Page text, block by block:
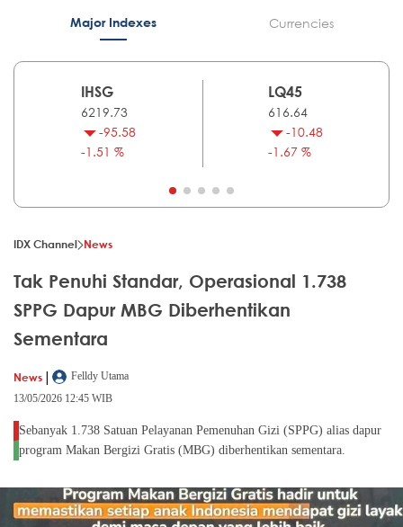
Major Indexes Currencies
IHSG
6219.73
-95.58
-1.51 %
LQ45
616.64
-10.48
-1.67 %
IDX Channel News
Tak Penuhi Standar, Operasional 1.738
SPPG Dapur MBG Diberhentikan
Sementara
News |
Felldy Utama
13/05/2026 12:45 WIB
Sebanyak 1.738 Satuan Pelayanan Pemenuhan Gizi (SPPG) alias dapur
program Makan Bergizi Gratis (MBG) diberhentikan sementara.